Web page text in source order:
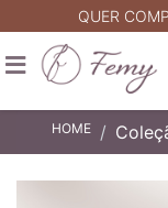
QUER
HOME